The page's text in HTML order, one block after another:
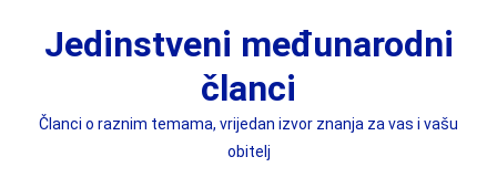
Jedinstveni međunarodni
članci
Članci o raznim temama, vrijedan izvor znanja za vas i vašu
obitelj